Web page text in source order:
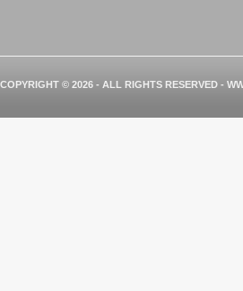
COPYRIGHT © 2026 - ALL RIGHTS RESERVED -